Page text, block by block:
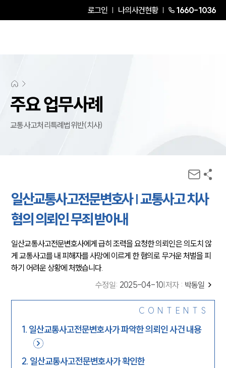
로그인 나의사건현황 1660-1036
주요 업무사례
교통사고처리특례법위반(치사)
일산교통사고전문변호사 | 교통사고 치사
혐의 의뢰인 무죄 받아내
일산교통사고전문변호사에게 급히 조력을 요청한 의뢰인은 의도치 않
게 교통사고를 내 피해자를 사망에 이르게 한 혐의로 무거운 처벌을 피
하기 어려운 상황에 처했습니다.
수정일: 2025-04-10 저자 : 박동일
CONTENTS
1. 일산교통사고전문변호사가 파악한 의뢰인 사건 내용
2. 일산교통사고전문변호사가 확인한